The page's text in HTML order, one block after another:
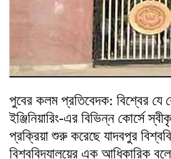
পুবের কলম প্রতিবেদক: বিশ্বের যে
ইঞ্জিনিয়ারিং-এর বিভিন্ন কোর্সে
প্রক্রিয়া শুরু করেছে যাদবপুর
বিশ্ববিদ্যালয়ের এক আধিকারিক